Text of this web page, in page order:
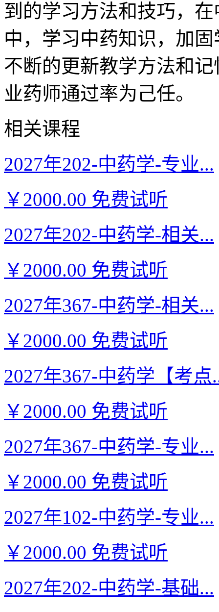
到的学习方法和技巧，
中，学习中药知识，加
不断的更新教学方法和
业药师通过率为己任。
相关课程
2027年202-中药学-专业...
￥2000.00 免费试听
2027年202-中药学-相关...
￥2000.00 免费试听
2027年367-中药学-相关...
￥2000.00 免费试听
2027年367-中药学【考点
￥2000.00 免费试听
2027年367-中药学-专业...
￥2000.00 免费试听
2027年102-中药学-专业...
￥2000.00 免费试听
2027年202-中药学-基础...